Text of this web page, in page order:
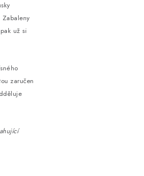
už si
zaručen